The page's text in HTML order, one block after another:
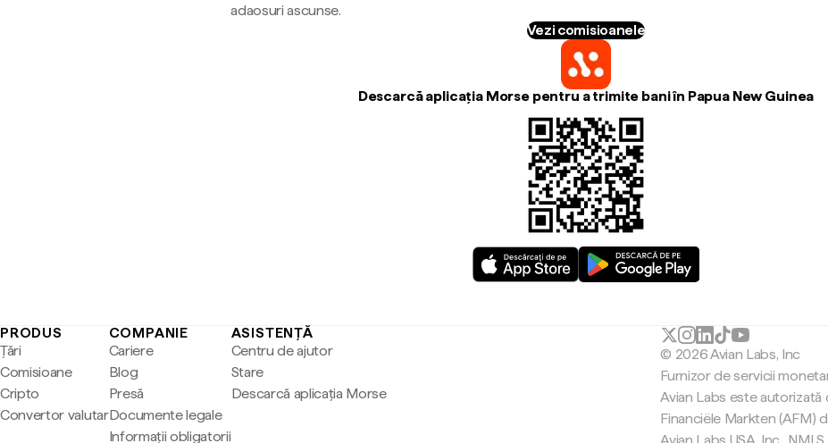
adaosuri ascunse.
Vezi comisioanele
Descarcă aplicația Morse pentru a trimite bani în Papua New Guinea
PRODUS
Țări
Comisioane
Cripto
Convertor valutar
COMPANIE
Cariere
Blog
Presă
Documente legale
Informații obligatorii
ASISTENȚĂ
Centru de ajutor
Stare
Descarcă aplicația Morse
© 2026 Avian Labs, Inc
Furnizor de servicii
Avian Labs este
Financiële Markten (AFM)